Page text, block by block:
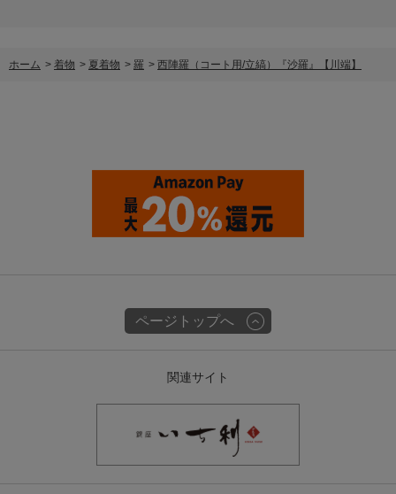
ホーム > 着物 > 夏着物 > 羅 > 西陣羅（コート用/立縞）『沙羅』【川端】
ページトップへ
関連サイト